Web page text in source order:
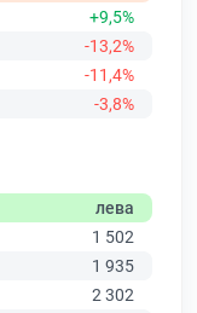
+9,5%
-13,2%
-11,4%
-3,8%
лева
1 502
1 935
2 302